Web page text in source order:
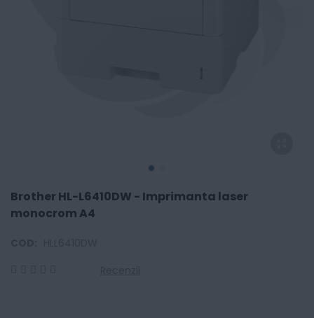
Brother HL-L6410DW - Imprimanta laser
monocrom A4